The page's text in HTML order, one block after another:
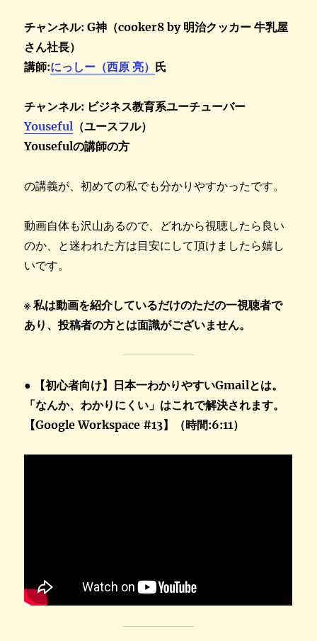
チャンネル: G神（cooker8 by 明治クッカー 牛乳屋
さん社長）
講師:にっしー（西原 亮） 氏
チャンネル: ビジネス教育系ユーチューバー
Youseful （ユースフル）
Yousefulの講師の方
の講義が、初めての私でも分かりやすかったです。
動画自体も沢山あるので、どれから視聴したら良い
のか、と迷われた方は目安にして頂けましたら嬉し
いです。
※ 私は動画を紹介しているだけのただの一視聴者で
あり、投稿者の方とは面識がございません。
● 【初心者向け】日本一わかりやすいGmailとは。
「なんか、わかりにくい」はこれで解決されます。
【Google Workspace #13】（時間:6:11）